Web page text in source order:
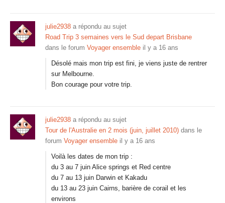
julie2938 a répondu au sujet
Road Trip 3 semaines vers le Sud depart Brisbane
dans le forum Voyager ensemble il y a 16 ans
Désolé mais mon trip est fini, je viens juste de rentrer
sur Melbourne.
Bon courage pour votre trip.
julie2938 a répondu au sujet
Tour de l'Australie en 2 mois (juin, juillet 2010) dans le
forum Voyager ensemble il y a 16 ans
Voilà les dates de mon trip :
du 3 au 7 juin Alice springs et Red centre
du 7 au 13 juin Darwin et Kakadu
du 13 au 23 juin Cairns, barière de corail et les
environs